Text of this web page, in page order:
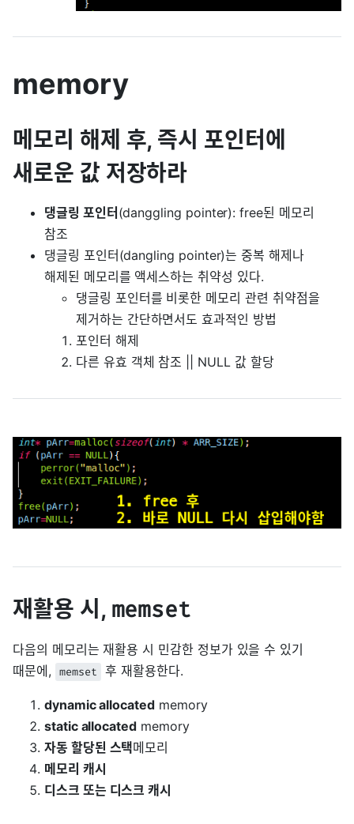
memory
메모리 해제 후, 즉시 포인터에
새로운 값 저장하라
댕글링 포인터 (danggling pointer): free된 메모리
참조
댕글링 포인터(dangling pointer)는 중복 해제나
해제된 메모리를 액세스하는 취약성 있다.
댕글링 포인터를 비롯한 메모리 관련 취약점을
제거하는 간단하면서도 효과적인 방법
포인터 해제
다른 유효 객체 참조 || NULL 값 할당
재활용 시, memset
다음의 메모리는 재활용 시 민감한 정보가 있을 수 있기
때문에,
memset 후 재활용한다.
dynamic allocatedmemory
static allocatedmemory
자동 할당된 스택메모리
메모리 캐시
디스크 또는 디스크 캐시